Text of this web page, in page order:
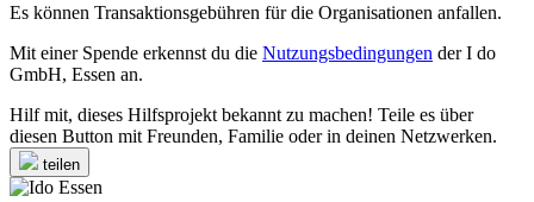
Es können Transaktionsgebühren für die Organisationen anfallen.
Mit einer Spende erkennst du die Nutzungsbedingungen der I do
GmbH, Essen an.
Hilf mit, dieses Hilfsprojekt bekannt zu machen! Teile es über
diesen Button mit Freunden, Familie oder in deinen Netzwerken.
teilen